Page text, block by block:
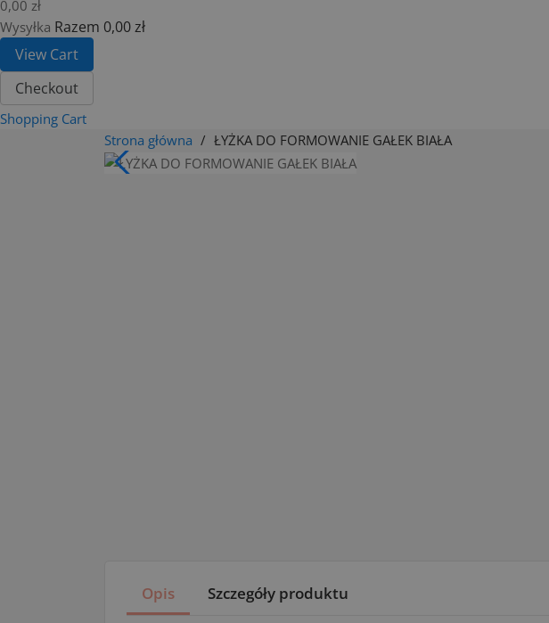
0,00 zł
Wysyłka Razem 0,00 zł
View Cart
Checkout
Shopping Cart
Strona główna
ŁYŻKA DO FORMOWANIE GAŁEK BIAŁA
Opis Szczegóły produktu